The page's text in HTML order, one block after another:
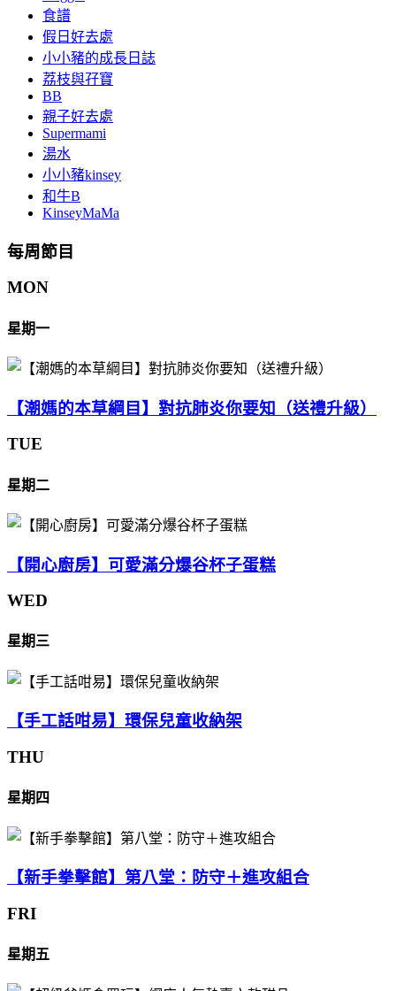
食譜
假日好去處
小小豬的成長日誌
荔枝與孖寶
BB
親子好去處
Supermami
湯水
小小豬kinsey
和牛B
KinseyMaMa
每周節目
MON
星期一
【潮媽的本草綱目】對抗肺炎你要知（送禮升級）
TUE
星期二
【開心廚房】可愛滿分爆谷杯子蛋糕
WED
星期三
【手工話咁易】環保兒童收納架
THU
星期四
【新手拳擊館】第八堂：防守＋進攻組合
FRI
星期五